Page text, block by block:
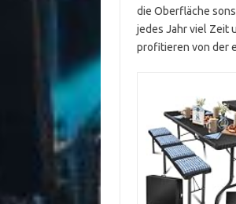
die Oberfläche
jedes Jahr viel Zeit
profitieren von der